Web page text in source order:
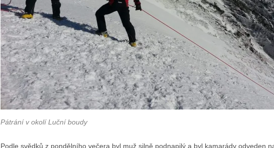
Pátrání v okolí Luční boudy
Podle svědků z pondělního večera byl muž silně podnapilý a byl kamarády odveden